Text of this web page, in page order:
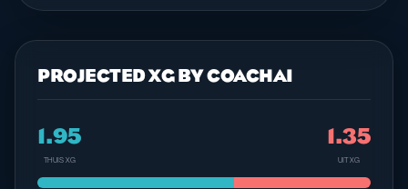
PROJECTED XG BY COACHAI
1.95
THUIS XG
1.35
UIT XG